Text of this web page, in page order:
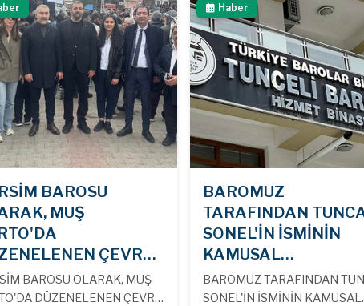
BAROSU
MUŞ
ÇEVRE
KATILDIK....
BAROSU OLARAK, MUŞ
DÜZENELENEN ÇEVRE
Haber
BAROMUZ
TARAFINDAN
SONEL'İN İSMİNİN
KAMUSAL
ALANLARDAN
KALDIRILMASI İÇİN
BAROMUZ TARAFINDAN
SONEL'İN İSMİNİN KAMUSAL